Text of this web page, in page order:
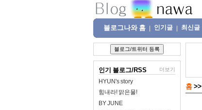
블로그나와 홈 인기글 최신글
인기 블로그/RSS 더보기
HYUN's story
힘내라! 맑은물!
BY JUNE
홈>>